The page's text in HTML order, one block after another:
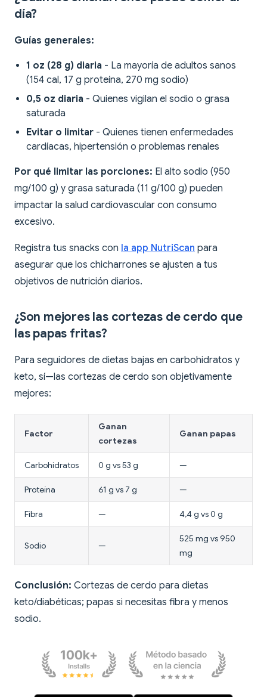
día?
Guías generales:
1 oz (28 g) diaria - La mayoría de adultos sanos
(154 cal, 17 g proteína, 270 mg sodio)
0,5 oz diaria - Quienes vigilan el sodio o grasa
saturada
Evitar o limitar - Quienes tienen enfermedades
cardíacas, hipertensión o problemas renales
Por qué limitar las porciones: El alto sodio (950
mg/100 g) y grasa saturada (11 g/100 g) pueden
impactar la salud cardiovascular con consumo
excesivo.
Registra tus snacks con la app NutriScan para
asegurar que los chicharrones se ajusten a tus
objetivos de nutrición diarios.
¿Son mejores las cortezas de cerdo que
las papas fritas?
Para seguidores de dietas bajas en carbohidratos y
keto, sí—las cortezas de cerdo son objetivamente
mejores:
Factor
Ganan
cortezas
Ganan papas
Carbohidratos 0 g vs 53 g —
Proteína 61 g vs 7 g —
Fibra — 4,4 g vs 0 g
Sodio —
525 mg vs 950
mg
Conclusión: Cortezas de cerdo para dietas
keto/diabéticas; papas si necesitas fibra y menos
sodio.